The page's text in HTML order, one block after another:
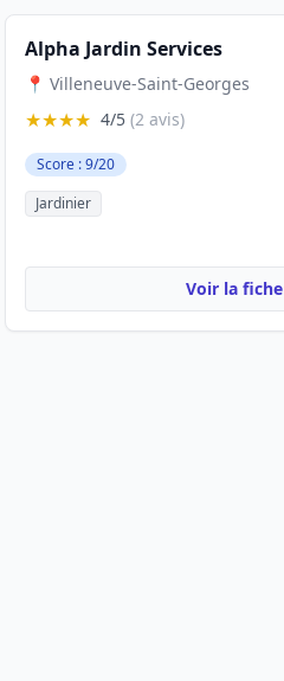
Alpha Jardin Services
📍 Villeneuve-Saint-Georges
★★★★ 4/5 (2 avis)
Score : 9/20
Jardinier
Voir la fiche